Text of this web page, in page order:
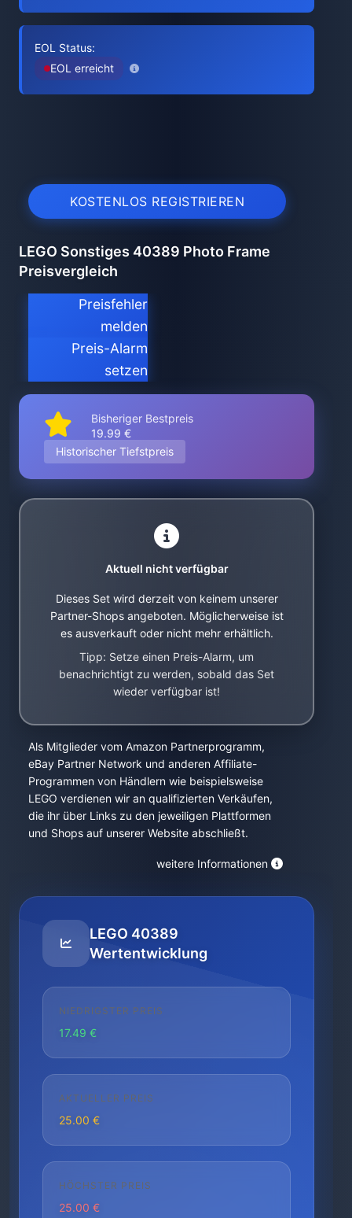
EOL Status:
EOL erreicht
KOSTENLOS REGISTRIEREN
LEGO Sonstiges 40389 Photo Frame
Preisvergleich
Preisfehler
melden
Preis-Alarm
setzen
Bisheriger Bestpreis
19.99 €
Historischer Tiefstpreis
Aktuell nicht verfügbar
Dieses Set wird derzeit von keinem unserer
Partner-Shops angeboten. Möglicherweise ist
es ausverkauft oder nicht mehr erhältlich.
Tipp: Setze einen Preis-Alarm, um
benachrichtigt zu werden, sobald das Set
wieder verfügbar ist!
Als Mitglieder vom Amazon Partnerprogramm,
eBay Partner Network und anderen Affiliate-
Programmen von Händlern wie beispielsweise
LEGO verdienen wir an qualifizierten Verkäufen,
die ihr über Links zu den jeweiligen Plattformen
und Shops auf unserer Website abschließt.
weitere Informationen
LEGO 40389
Wertentwicklung
NIEDRIGSTER PREIS
17.49 €
AKTUELLER PREIS
25.00 €
HÖCHSTER PREIS
25.00 €